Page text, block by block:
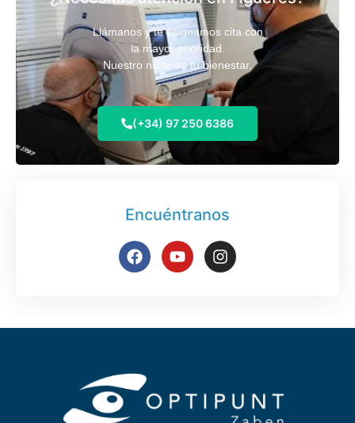
Llámanos y te asignamos cita con
la mayor prioridad.
Nuestro norte es tu bienestar.
(+34) 97 250 6386
Encuéntranos